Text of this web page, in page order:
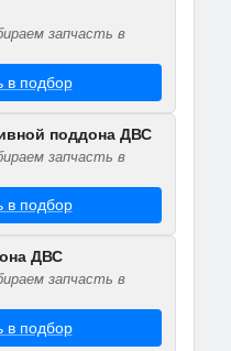
запчасть в
в подбор
поддона ДВС
запчасть в
в подбор
ДВС
запчасть в
в подбор